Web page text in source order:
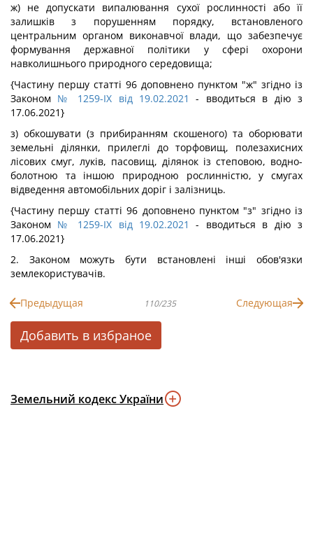
ж) не допускати випалювання сухої рослинності або її
залишків з порушенням порядку, встановленого
центральним органом виконавчої влади, що забезпечує
формування державної політики у сфері охорони
навколишнього природного середовища;
{Частину першу статті 96 доповнено пунктом "ж" згідно із
Законом № 1259-IX від 19.02.2021
- вводиться в дію з
17.06.2021}
з) обкошувати (з прибиранням скошеного) та оборювати
земельні ділянки, прилеглі до торфовищ, полезахисних
лісових смуг, луків, пасовищ, ділянок із степовою, водно-
болотною та іншою природною рослинністю, у смугах
відведення автомобільних доріг і залізниць.
{Частину першу статті 96 доповнено пунктом "з" згідно із
Законом № 1259-IX від 19.02.2021
- вводиться в дію з
17.06.2021}
2. Законом можуть бути встановлені інші обов'язки
землекористувачів.
Предыдущая 110/235 Следующая
Добавить в избраное
Земельний кодекс України